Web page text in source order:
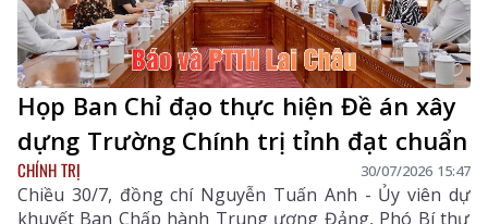
Họp Ban Chỉ đạo thực hiện Đề án xây
dựng Trường Chính trị tỉnh đạt chuẩn
CHÍNH TRỊ 30/07/2026 15:47
Chiều 30/7, đồng chí Nguyễn Tuấn Anh - Ủy viên dự
khuyết Ban Chấp hành Trung ương Đảng, Phó Bí thư